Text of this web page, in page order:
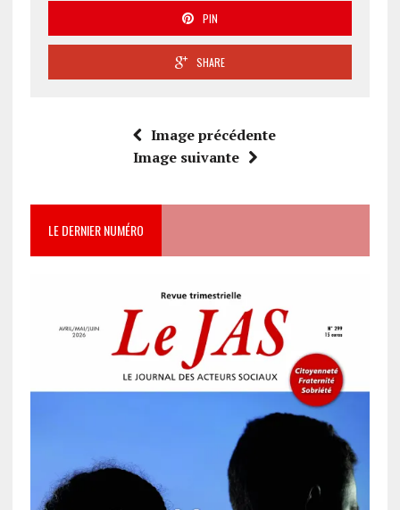
PIN
SHARE
Image précédente
Image suivante
LE DERNIER NUMÉRO